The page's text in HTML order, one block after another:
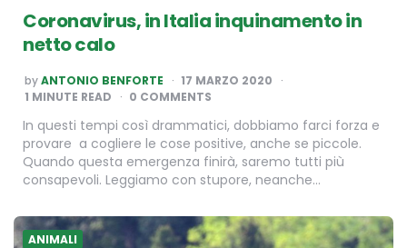
Coronavirus, in Italia inquinamento in
netto calo
POSTED
BY
byANTONIO BENFORTE
17 MARZO 2020
1 MINUTE READ 0 COMMENTS
In questi tempi così drammatici, dobbiamo farci forza e
provare a cogliere le cose positive, anche se piccole.
Quando questa emergenza finirà, saremo tutti più
consapevoli. Leggiamo con stupore, neanche…
ANIMALI